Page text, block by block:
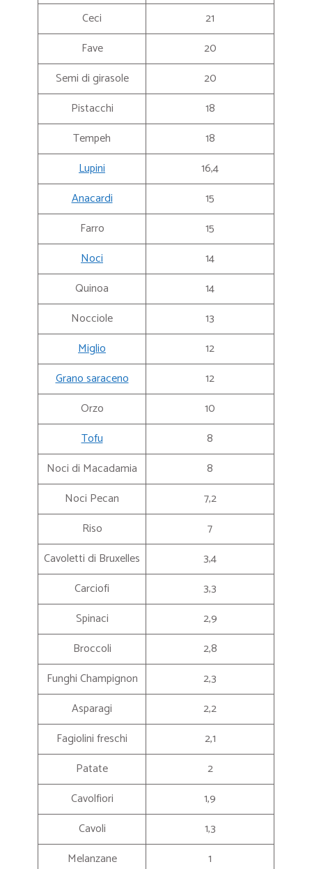
Ceci
21
Fave
20
Semi di girasole
20
Pistacchi
18
Tempeh
18
Lupini
16,4
Anacardi
15
Farro
15
Noci
14
Quinoa
14
Nocciole
13
Miglio
12
Grano saraceno
12
Orzo
10
Tofu
8
Noci di Macadamia
8
Noci Pecan
7,2
Riso
7
Cavoletti di Bruxelles
3,4
Carciofi
3,3
Spinaci
2,9
Broccoli
2,8
Funghi Champignon
2,3
Asparagi
2,2
Fagiolini freschi
2,1
Patate
2
Cavolfiori
1,9
Cavoli
1,3
Melanzane
1